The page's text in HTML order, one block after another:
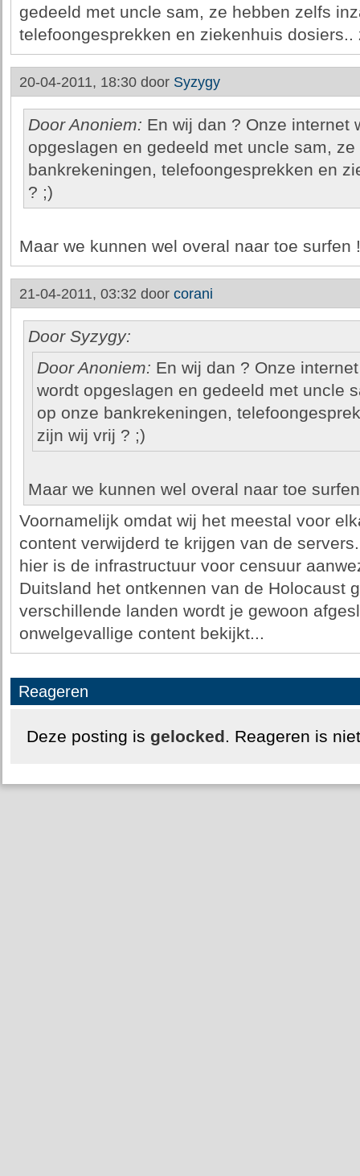
gedeeld met uncle sam, ze hebben zelfs
telefoongesprekken en ziekenhuis dosiers..
20-04-2011, 18:30 door Syzygy
Door Anoniem: En wij dan ? Onze internet
opgeslagen en gedeeld met uncle sam,
bankrekeningen, telefoongesprekken en
? ;)
Maar we kunnen wel overal naar toe surfen
21-04-2011, 03:32 door corani
Door Syzygy:
Door Anoniem: En wij dan ? Onze
wordt opgeslagen en gedeeld met uncle
op onze bankrekeningen,
zijn wij vrij ? ;)
Maar we kunnen wel overal naar toe
Voornamelijk omdat wij het meestal voor
content verwijderd te krijgen van de
hier is de infrastructuur voor censuur
Duitsland het ontkennen van de Holocaust
verschillende landen wordt je gewoon
onwelgevallige content bekijkt...
Reageren
Deze posting is gelocked. Reageren is